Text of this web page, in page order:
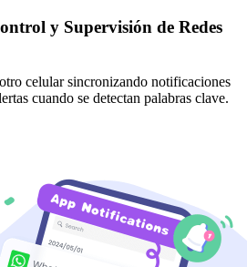
y Supervisión de Redes
celular sincronizando notificaciones
cuando se detectan palabras clave.